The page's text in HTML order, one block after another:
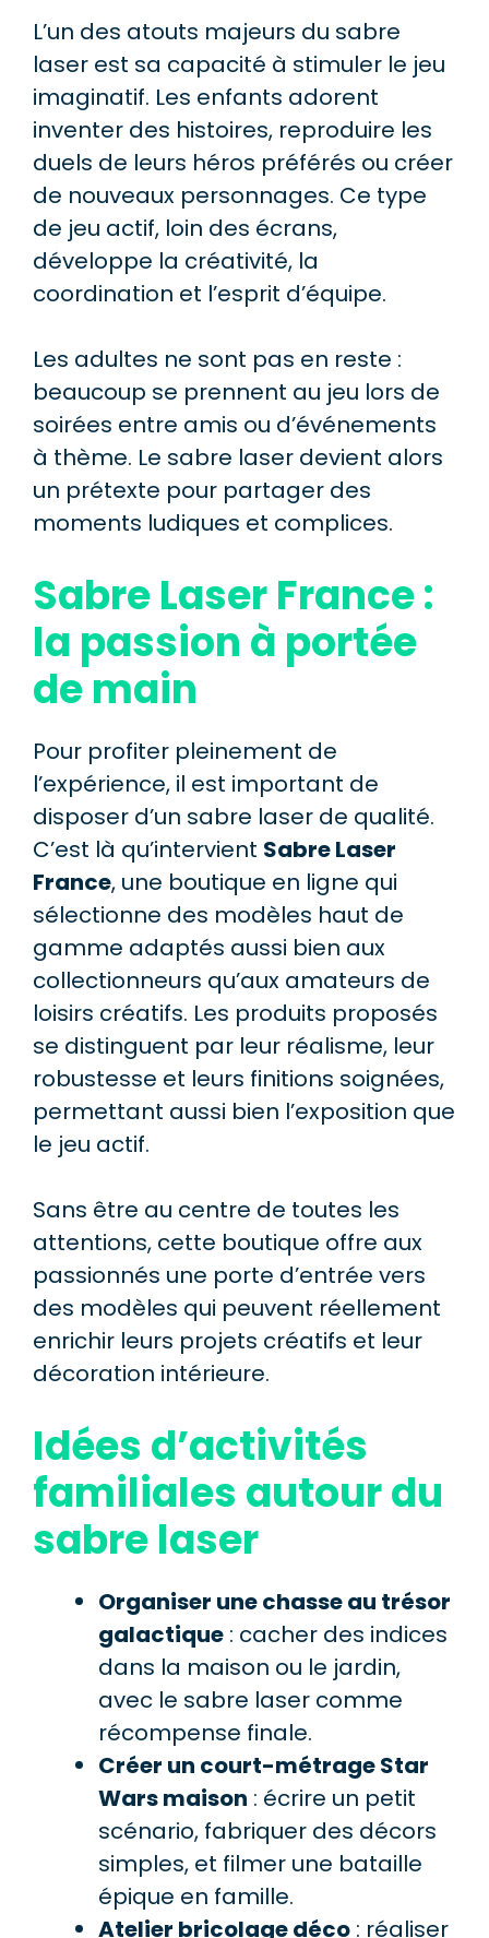
L’un des atouts majeurs du sabre
laser est sa capacité à stimuler le jeu
imaginatif. Les enfants adorent
inventer des histoires, reproduire les
duels de leurs héros préférés ou créer
de nouveaux personnages. Ce type
de jeu actif, loin des écrans,
développe la créativité, la
coordination et l’esprit d’équipe.
Les adultes ne sont pas en reste :
beaucoup se prennent au jeu lors de
soirées entre amis ou d’événements
à thème. Le sabre laser devient alors
un prétexte pour partager des
moments ludiques et complices.
Sabre Laser France :
la passion à portée
de main
Pour profiter pleinement de
l’expérience, il est important de
disposer d’un sabre laser de qualité.
C’est là qu’intervient Sabre Laser
France, une boutique en ligne qui
sélectionne des modèles haut de
gamme adaptés aussi bien aux
collectionneurs qu’aux amateurs de
loisirs créatifs. Les produits proposés
se distinguent par leur réalisme, leur
robustesse et leurs finitions soignées,
permettant aussi bien l’exposition que
le jeu actif.
Sans être au centre de toutes les
attentions, cette boutique offre aux
passionnés une porte d’entrée vers
des modèles qui peuvent réellement
enrichir leurs projets créatifs et leur
décoration intérieure.
Idées d’activités
familiales autour du
sabre laser
Organiser une chasse au trésor
galactique : cacher des indices
dans la maison ou le jardin,
avec le sabre laser comme
récompense finale.
Créer un court-métrage Star
Wars maison : écrire un petit
scénario, fabriquer des décors
simples, et filmer une bataille
épique en famille.
Atelier bricolage déco : réaliser